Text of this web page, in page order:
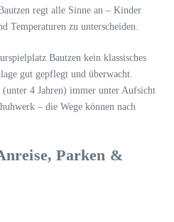
regt alle Sinne an – Kinder
Temperaturen zu unterscheiden.
Bautzen kein klassisches
gut gepflegt und überwacht.
4 Jahren) immer unter Aufsicht
– die Wege können nach
Parken &